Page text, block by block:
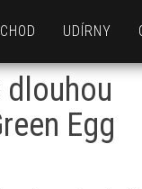
UDÍRNY
Egg